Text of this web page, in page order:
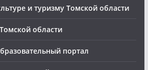
и туризму Томской области
области
портал